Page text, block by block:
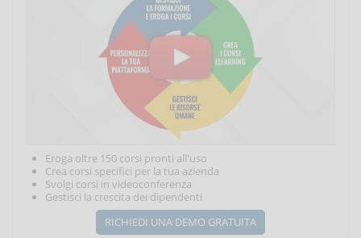
Eroga oltre 150 corsi pronti all'uso
Crea corsi specifici per la tua azienda
Svolgi corsi in videoconferenza
Gestisci la crescita dei dipendenti
RICHIEDI UNA DEMO GRATUITA